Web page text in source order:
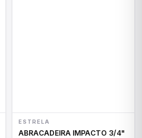
ESTRELA
ABRACADEIRA IMPACTO 3/4"